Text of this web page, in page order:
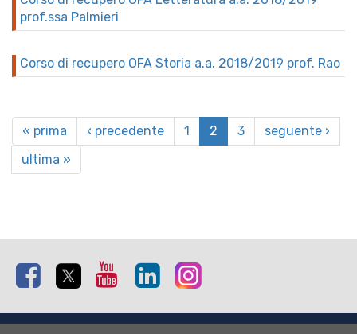
prof.ssa Palmieri
Corso di recupero OFA Storia a.a. 2018/2019 prof. Rao
« prima ‹ precedente 1 2 3
seguente ›
ultima »
Facebook Twitter Youtube Linkedin